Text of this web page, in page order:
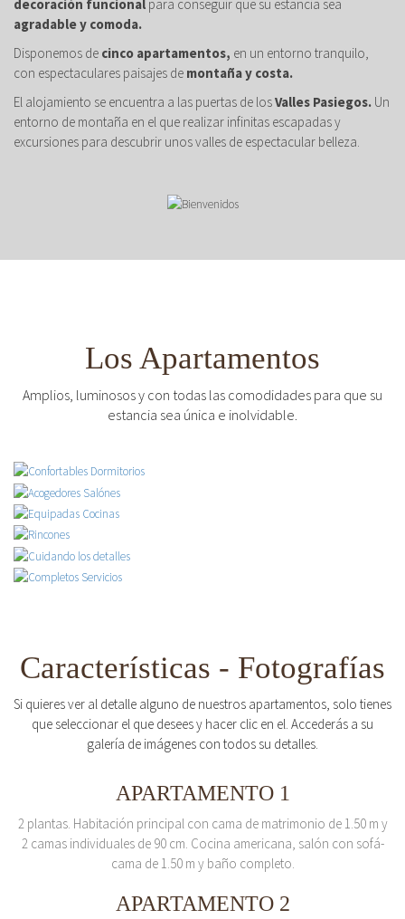
decoración funcional para conseguir que su estancia sea
agradable y comoda.
Disponemos de cinco apartamentos, en un entorno tranquilo,
con espectaculares paisajes de montaña y costa.
El alojamiento se encuentra a las puertas de losValles Pasiegos. Un
entorno de montaña en el que realizar infinitas escapadas y
excursiones para descubrir unos valles de espectacular belleza.
Los Apartamentos
Amplios, luminosos y con todas las comodidades para que su
estancia sea única e inolvidable.
Características - Fotografías
Si quieres ver al detalle alguno de nuestros apartamentos, solo tienes
que seleccionar el que desees y hacer clic en el. Accederás a su
galería de imágenes con todos su detalles.
APARTAMENTO 1
2 plantas. Habitación principal con cama de matrimonio de 1.50 m y
2 camas individuales de 90 cm. Cocina americana, salón con sofá-
cama de 1.50 m y baño completo.
APARTAMENTO 2